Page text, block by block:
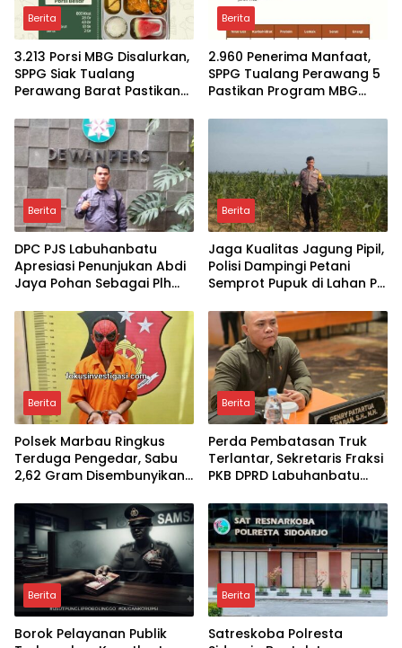
Berita
3.213 Porsi MBG Disalurkan,
SPPG Siak Tualang
Perawang Barat Pastikan
Sesuai Standar Gizi
Berita
2.960 Penerima Manfaat,
SPPG Tualang Perawang 5
Pastikan Program MBG
Higienis
Berita
DPC PJS Labuhanbatu
Apresiasi Penunjukan Abdi
Jaya Pohan Sebagai Plh
Berita
Jaga Kualitas Jagung Pipil,
Polisi Dampingi Petani
Semprot Pupuk di Lahan PT
Pangan
Berita
Polsek Marbau Ringkus
Terduga Pengedar, Sabu
2,62 Gram Disembunyikan
Berita
Perda Pembatasan Truk
Terlantar, Sekretaris Fraksi
PKB DPRD Labuhanbatu
Bertindak
Berita
Borok Pelayanan Publik
Berita
Satreskoba Polresta